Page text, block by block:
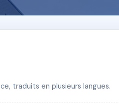
traduits en plusieurs langues.